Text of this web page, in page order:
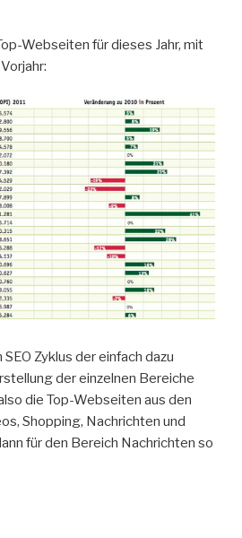
Webseiten für dieses Jahr, mit
Zyklus der einfach dazu
der einzelnen Bereiche
die Top-Webseiten aus den
Shopping, Nachrichten und
für den Bereich Nachrichten so